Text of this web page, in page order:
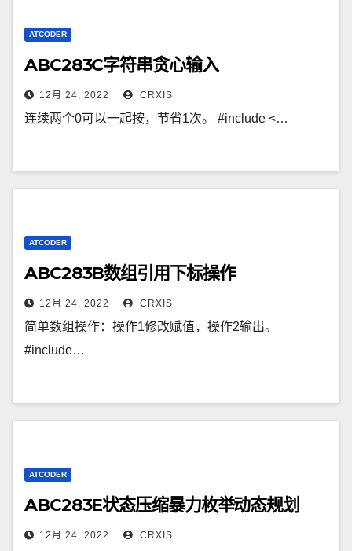
ATCODER
ABC283C字符串贪心输入
12月 24, 2022 CRXIS
连续两个0可以一起按，节省1次。 #include <…
ATCODER
ABC283B数组引用下标操作
12月 24, 2022 CRXIS
简单数组操作：操作1修改赋值，操作2输出。
#include…
ATCODER
ABC283E状态压缩暴力枚举动态规划
12月 24, 2022 CRXIS